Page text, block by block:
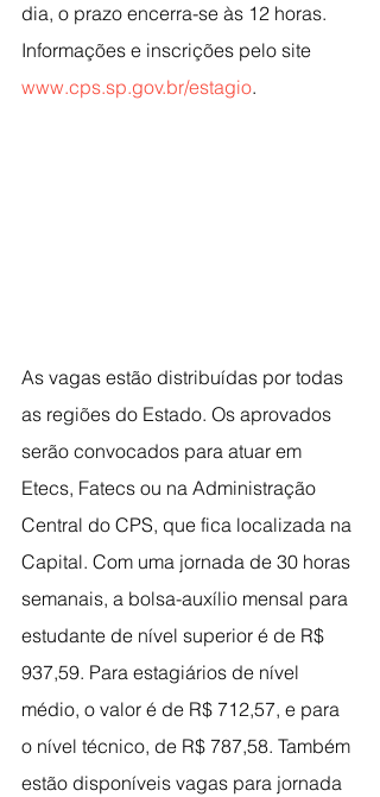
dia, o prazo encerra-se às 12 horas.
Informações e inscrições pelo site
www.cps.sp.gov.br/estagio.
As vagas estão distribuídas por todas
as regiões do Estado. Os aprovados
serão convocados para atuar em
Etecs, Fatecs ou na Administração
Central do CPS, que fica localizada na
Capital. Com uma jornada de 30 horas
semanais, a bolsa-auxílio mensal para
estudante de nível superior é de R$
937,59. Para estagiários de nível
médio, o valor é de R$ 712,57, e para
o nível técnico, de R$ 787,58. Também
estão disponíveis vagas para jornada